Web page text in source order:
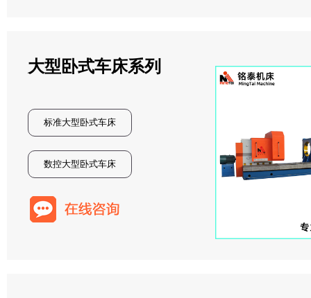
大型卧式车床系列
标准大型卧式车床
数控大型卧式车床